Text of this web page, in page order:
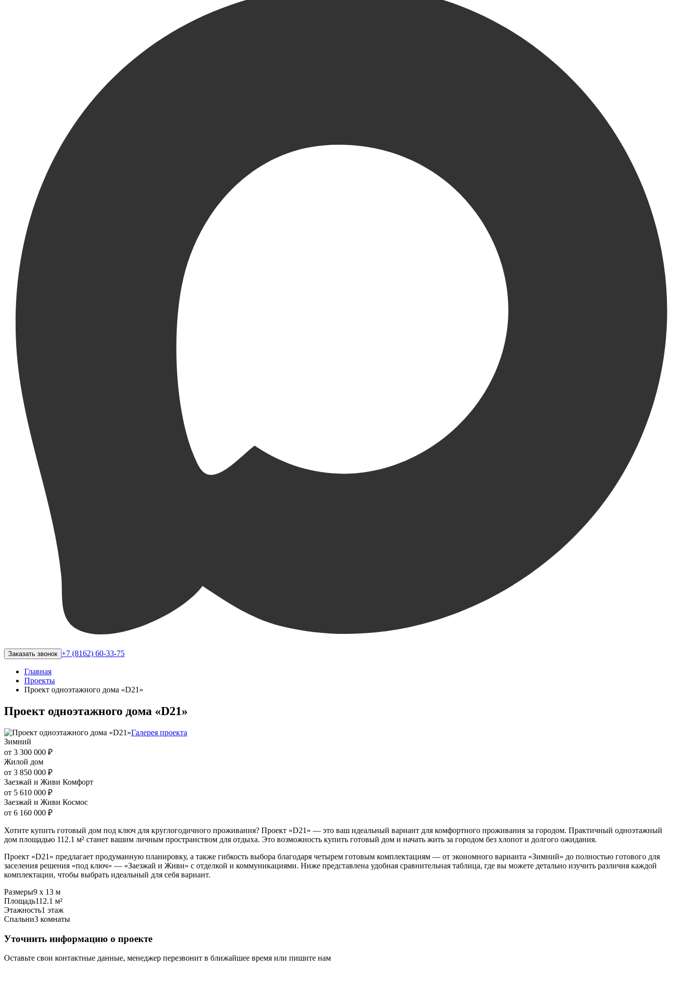
Заказать звонок +7 (8162) 60-33-75
Главная
Проекты
Проект одноэтажного дома «D21»
Проект одноэтажного дома «D21»
Галерея проекта
Зимний
от 3 300 000 ₽
Жилой дом
от 3 850 000 ₽
Заезжай и Живи Комфорт
от 5 610 000 ₽
Заезжай и Живи Космос
от 6 160 000 ₽
Хотите купить готовый дом под ключ для круглогодичного проживания? Проект «D21» — это ваш идеальный вариант для комфортного проживания за городом. Практичный одноэтажный
дом площадью 112.1 м² станет вашим личным пространством для отдыха. Это возможность купить готовый дом и начать жить за городом без хлопот и долгого ожидания.
Проект «D21» предлагает продуманную планировку, а также гибкость выбора благодаря четырем готовым комплектациям — от экономного варианта «Зимний» до полностью готового для
заселения решения «под ключ» — «Заезжай и Живи» с отделкой и коммуникациями. Ниже представлена удобная сравнительная таблица, где вы можете детально изучить различия каждой
комплектации, чтобы выбрать идеальный для себя вариант.
Размеры9 х 13 м
Площадь112.1 м²
Этажность1 этаж
Спальни3 комнаты
Уточнить информацию о проекте
Оставьте свои контактные данные, менеджер перезвонит в ближайшее время или пишите нам